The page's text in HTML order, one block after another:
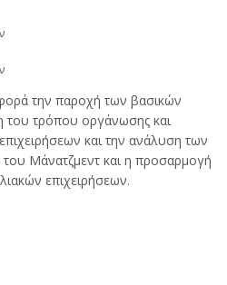
την παροχή των βασικών
του τρόπου οργάνωσης και
και την ανάλυση των
Μάνατζμεντ και η προσαρμογή
επιχειρήσεων.